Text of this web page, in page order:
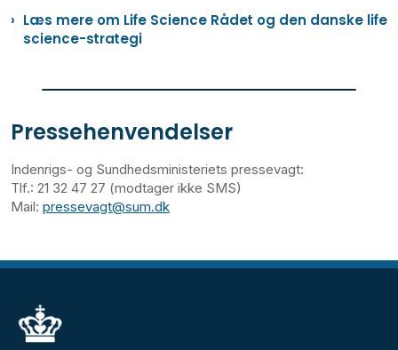
Læs mere om Life Science Rådet og den danske life
science-strategi
Pressehenvendelser
Indenrigs- og Sundhedsministeriets pressevagt:
Tlf.: 21 32 47 27 (modtager ikke SMS)
Mail: pressevagt@sum.dk